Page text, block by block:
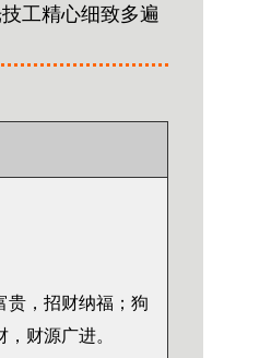
工精心细致多遍
贵，招财纳福；狗
财源广进。